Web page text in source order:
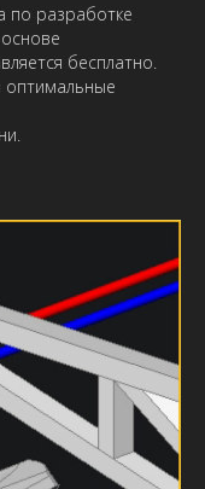
по разработке
бесплатно.
оптимальные